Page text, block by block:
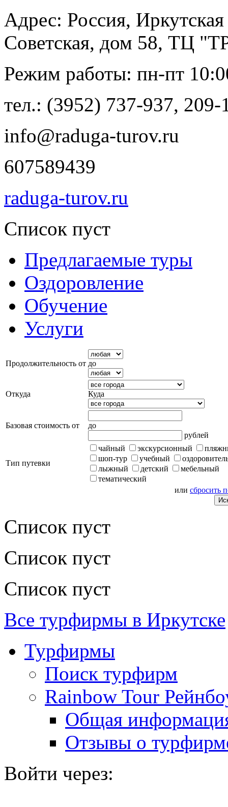
Адрес: Россия,
Советская, дом 58, ТЦ
Режим работы: пн-пт
тел.: (3952) 737-937,
info@raduga-turov.ru
607589439
raduga-turov.ru
Список пуст
Предлагаемые туры
Оздоровление
Обучение
Услуги
Продолжительность от до
Откуда Куда
Базовая стоимость от
до
рублей
Тип путевки
чайный экскурсионный
шоп-тур
учебный
лыжный
детский
мебельный
тематический
или сбросить
Список пуст
Список пуст
Список пуст
Все турфирмы в Иркутске
Турфирмы
Поиск турфирм
Rainbow Tour
Общая
Отзывы о
Войти через: